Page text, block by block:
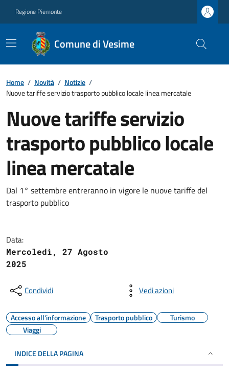
Regione Piemonte
Comune di Vesime
Home / Novità / Notizie /
Nuove tariffe servizio trasporto pubblico locale linea mercatale
Nuove tariffe servizio
trasporto pubblico locale
linea mercatale
Dal 1° settembre entreranno in vigore le nuove tariffe del
trasporto pubblico
Data:
Mercoledì, 27 Agosto
2025
Condividi Vedi azioni
Accesso all'informazione Trasporto pubblico
Turismo
Viaggi
INDICE DELLA PAGINA